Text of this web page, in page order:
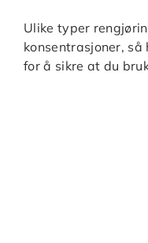
Ulike typer
konsentrasjoner, så
for å sikre at du